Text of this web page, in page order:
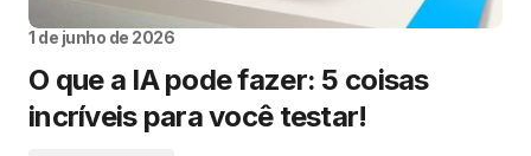
1 de junho de 2026
O que a IA pode fazer: 5 coisas
incríveis para você testar!